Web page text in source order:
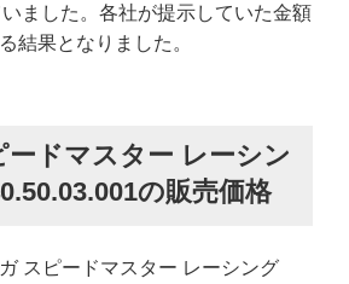
ました。各社が提示していた金額
結果となりました。
ードマスター レーシン
の販売価格
スピードマスター レーシング